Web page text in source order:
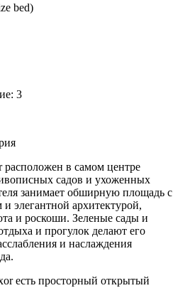
bed)
3
расположен в самом центре
садов и ухоженных
занимает обширную площадь с
элегантной архитектурой,
и роскоши. Зеленые сады и
и прогулок делают его
и наслаждения
есть просторный открытый